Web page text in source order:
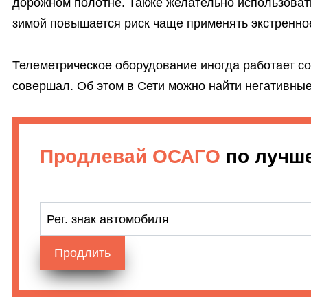
дорожном полотне. Также желательно
зимой повышается риск чаще применять
Телеметрическое оборудование иногда работает
совершал. Об этом в Сети можно найти
Продлевай ОСАГО по
Рег. знак автомобиля
Продлить